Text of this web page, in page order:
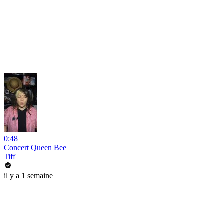
0:48
Concert Queen Bee
Tiff
il y a 1 semaine